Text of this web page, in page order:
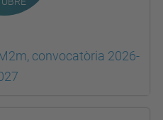
convocatòria 2026-